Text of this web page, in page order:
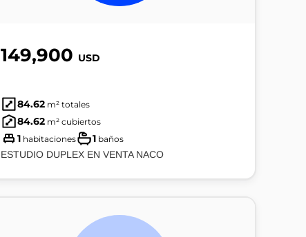
149,900 USD
84.62 m² totales
84.62 m² cubiertos
1 habitaciones 1 baños
ESTUDIO DUPLEX EN VENTA NACO